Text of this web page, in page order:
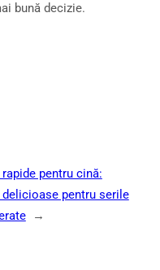
bună decizie.
rapide pentru cină:
pentru serile
→